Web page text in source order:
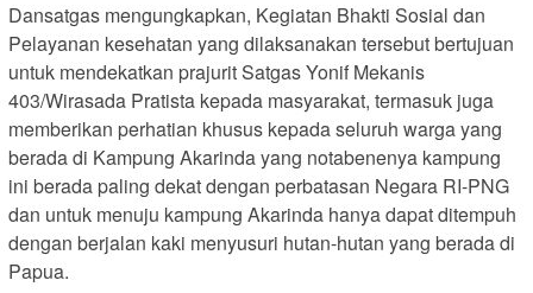
Dansatgas mengungkapkan, Kegiatan Bhakti Sosial dan
Pelayanan kesehatan yang dilaksanakan tersebut bertujuan
untuk mendekatkan prajurit Satgas Yonif Mekanis
403/Wirasada Pratista kepada masyarakat, termasuk juga
memberikan perhatian khusus kepada seluruh warga yang
berada di Kampung Akarinda yang notabenenya kampung
ini berada paling dekat dengan perbatasan Negara RI-PNG
dan untuk menuju kampung Akarinda hanya dapat ditempuh
dengan berjalan kaki menyusuri hutan-hutan yang berada di
Papua.